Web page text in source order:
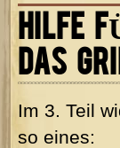
HILFE
DAS
Im 3. Teil
so eines: